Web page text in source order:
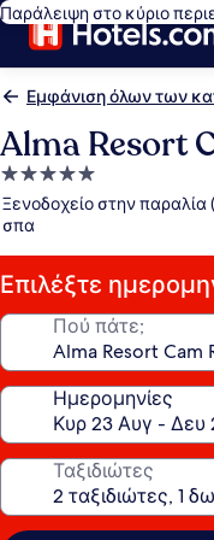
Παράλειψη στο κύριο
Εμφάνιση όλων των
Alma Resort
Κατάλυμα
με
5.0
αστέρια
Ξενοδοχείο στην παραλία
σπα
Επιλέξτε
Πού πάτε;
Ημερομηνίες
Ταξιδιώτες